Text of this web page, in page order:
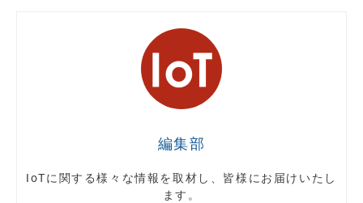
編集部
IoTに関する様々な情報を取材し、皆様にお届けいたし
ます。